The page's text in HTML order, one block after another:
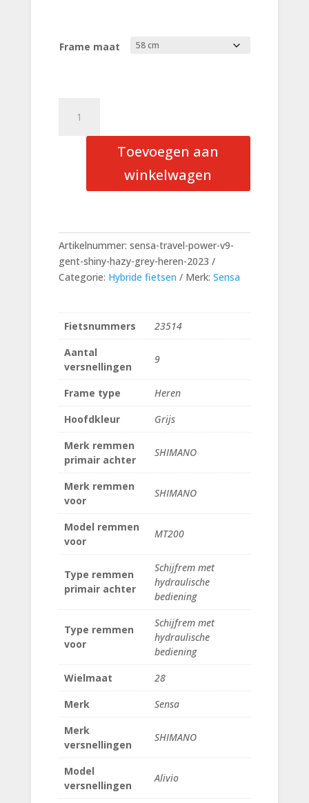
Frame maat
Travel
Power
Heren
aantal
Toevoegen aan
winkelwagen
Artikelnummer: sensa-travel-power-v9-
gent-shiny-hazy-grey-heren-2023
Categorie: Hybride fietsen Merk: Sensa
Fietsnummers
23514
Aantal
versnellingen
9
Frame type
Heren
Hoofdkleur
Grijs
Merk remmen
primair achter
SHIMANO
Merk remmen
voor
SHIMANO
Model remmen
voor
MT200
Type remmen
primair achter
Schijfrem met
hydraulische
bediening
Type remmen
voor
Schijfrem met
hydraulische
bediening
Wielmaat
28
Merk
Sensa
Merk
versnellingen
SHIMANO
Model
versnellingen
Alivio